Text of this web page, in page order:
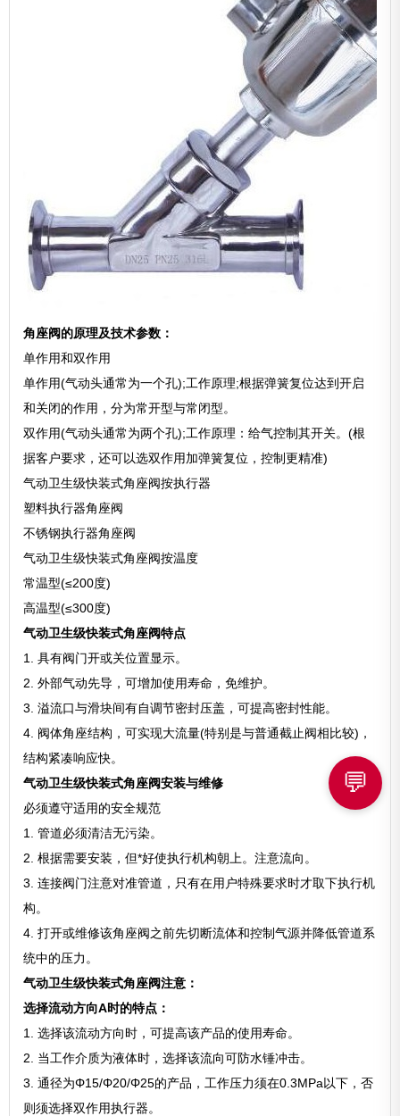
角座阀的原理及技术参数：
单作用和双作用
单作用(气动头通常为一个孔);工作原理;根据弹簧复位达到开启
和关闭的作用，分为常开型与常闭型。
双作用(气动头通常为两个孔);工作原理：给气控制其开关。(根
据客户要求，还可以选双作用加弹簧复位，控制更精准)
气动卫生级快装式角座阀按执行器
塑料执行器角座阀
不锈钢执行器角座阀
气动卫生级快装式角座阀按温度
常温型(≤200度)
高温型(≤300度)
气动卫生级快装式角座阀特点
1. 具有阀门开或关位置显示。
2. 外部气动先导，可增加使用寿命，免维护。
3. 溢流口与滑块间有自调节密封压盖，可提高密封性能。
4. 阀体角座结构，可实现大流量(特别是与普通截止阀相比较)，
结构紧凑响应快。
气动卫生级快装式角座阀安装与维修
必须遵守适用的安全规范
1. 管道必须清洁无污染。
2. 根据需要安装，但*好使执行机构朝上。注意流向。
3. 连接阀门注意对准管道，只有在用户特殊要求时才取下执行机
构。
4. 打开或维修该角座阀之前先切断流体和控制气源并降低管道系
统中的压力。
气动卫生级快装式角座阀注意：
选择流动方向A时的特点：
1. 选择该流动方向时，可提高该产品的使用寿命。
2. 当工作介质为液体时，选择该流向可防水锤冲击。
3. 通径为Φ15/Φ20/Φ25的产品，工作压力须在0.3MPa以下，否
则须选择双作用执行器。
💬